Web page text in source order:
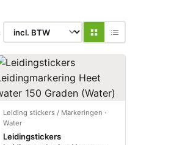
Leiding stickers / Markeringen ·
Water
Leidingstickers